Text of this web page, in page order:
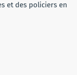
et des policiers en